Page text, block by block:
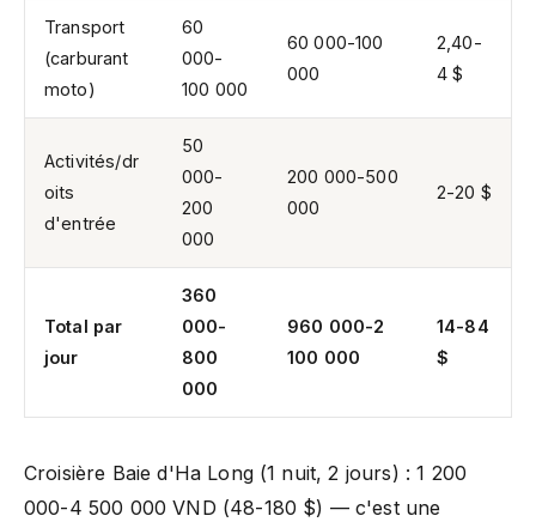
Transport
(carburant
moto)
60
000-
100 000
60 000-100
000
2,40-
4 $
Activités/dr
oits
d'entrée
50
000-
200
000
200 000-500
000
2-20 $
Total par
jour
360
000-
800
000
960 000-2
100 000
14-84
$
Croisière Baie d'Ha Long (1 nuit, 2 jours) : 1 200
000-4 500 000 VND (48-180 $) — c'est une